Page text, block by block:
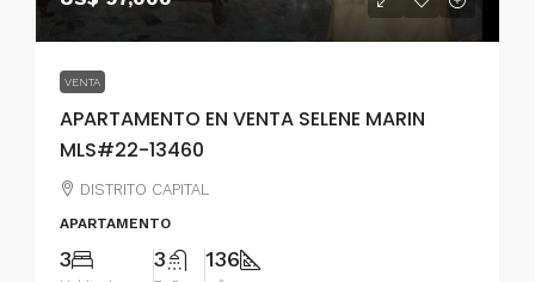
VENTA
APARTAMENTO EN VENTA SELENE MARIN
MLS#22-13460
DISTRITO CAPITAL
APARTAMENTO
3 3 136